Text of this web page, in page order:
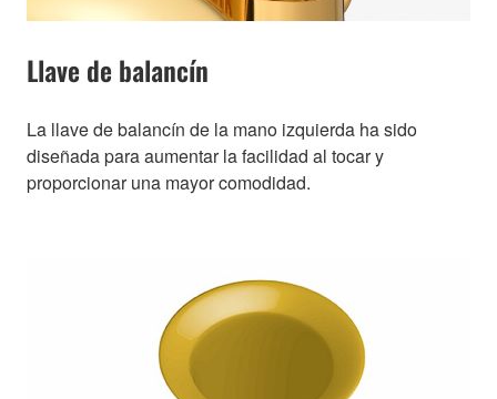
Llave de balancín
La llave de balancín de la mano izquierda ha sido
diseñada para aumentar la facilidad al tocar y
proporcionar una mayor comodidad.